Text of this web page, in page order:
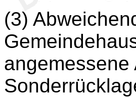
(3)